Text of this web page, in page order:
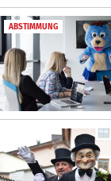
ABSTIMMUNG